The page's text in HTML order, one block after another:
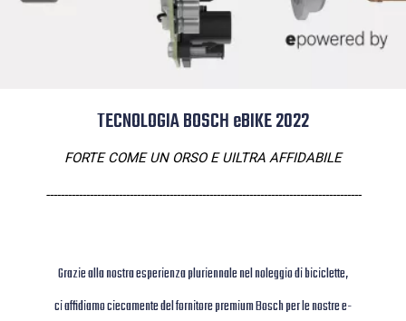
TECNOLOGIA BOSCH eBIKE 2022
FORTE COME UN ORSO E UILTRA AFFIDABILE
---------------------------------------------------------------------------------------
Grazie alla nostra esperienza pluriennale nel noleggio di biciclette,
ci affidiamo ciecamente del fornitore premium Bosch per le nostre e-